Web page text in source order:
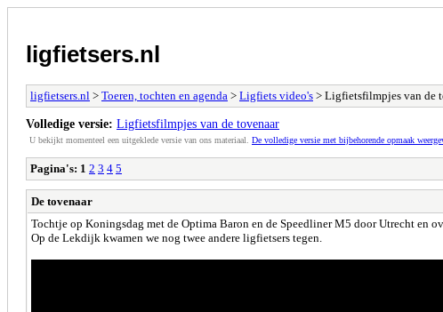
ligfietsers.nl
ligfietsers.nl > Toeren, tochten en agenda > Ligfiets video's > Ligfietsfilmpjes van de
Volledige versie: Ligfietsfilmpjes van de tovenaar
U bekijkt momenteel een uitgeklede versie van ons materiaal. De volledige versie met bijbehorende opmaak
Pagina's: 1 2 3 4 5
De tovenaar
Tochtje op Koningsdag met de Optima Baron en de Speedliner M5 door Utrecht en
Op de Lekdijk kwamen we nog twee andere ligfietsers tegen.